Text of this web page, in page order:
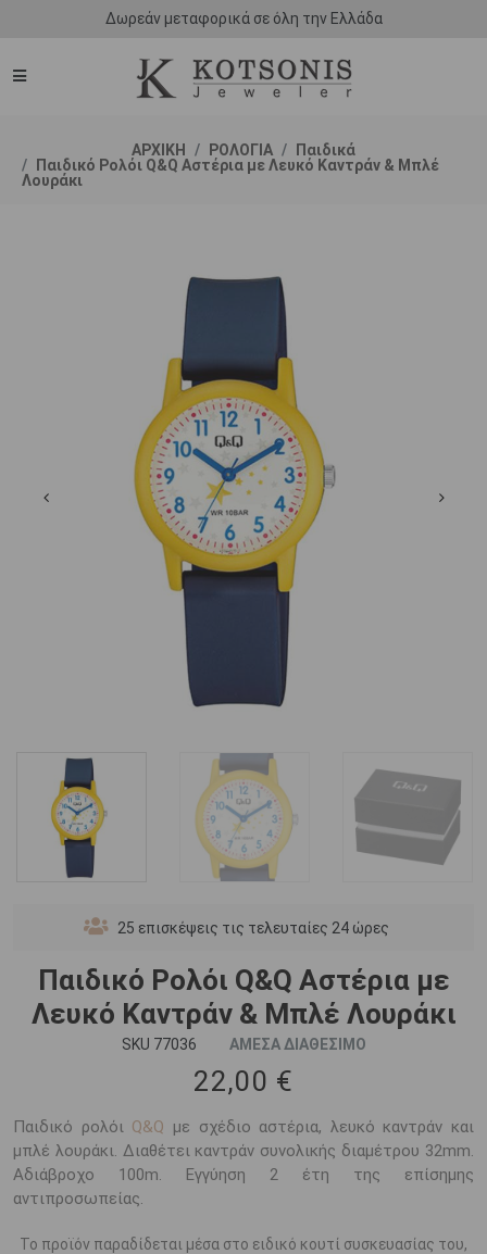
Δωρεάν μεταφορικά σε όλη την Ελλάδα
ΑΡΧΙΚΗ ΡΟΛΟΓΙΑ
Παιδικά
Παιδικό Ρολόι Q&Q Αστέρια με Λευκό Καντράν & Μπλέ
Λουράκι
25 επισκέψεις τις τελευταίες 24 ώρες
Παιδικό Ρολόι Q&Q Αστέρια με
Λευκό Καντράν & Μπλέ Λουράκι
SKU 77036 ΑΜΕΣΑ ΔΙΑΘΕΣΙΜΟ
22,00 €
Παιδικό ρολόι Q&Q με σχέδιο αστέρια, λευκό καντράν και
μπλέ λουράκι. Διαθέτει καντράν συνολικής διαμέτρου 32mm.
Αδιάβροχο 100m. Εγγύηση 2 έτη της επίσημης
αντιπροσωπείας.
Το προϊόν παραδίδεται μέσα στο ειδικό κουτί συσκευασίας του,